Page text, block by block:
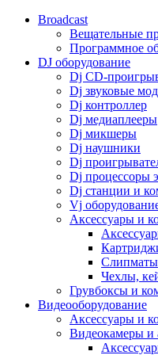
Broadcast
Вещательные
Программное
DJ оборудование
Dj CD-
Dj звуковые
Dj контроллер
Dj медиаплееры
Dj микшеры
Dj наушники
Dj
Dj процессоры
Dj станции и
Vj
Аксессуары и
Слипматы
Чехлы,
Грувбоксы и
Видеооборудование
Аксессуары и
Видеокамеры и